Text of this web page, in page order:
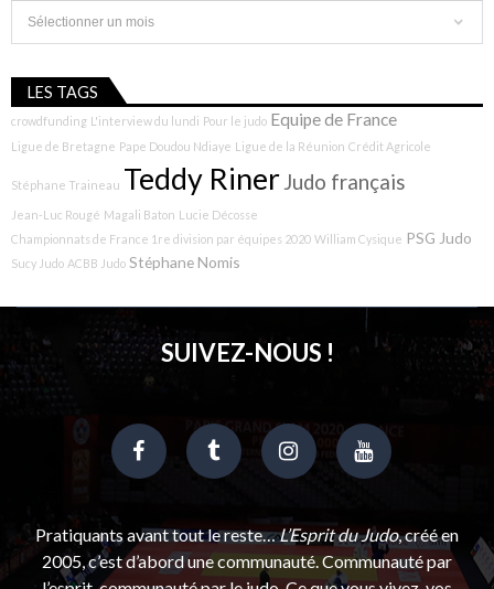
Archives
LES TAGS
crowdfunding L'interview du lundi Pour le judo Equipe de France
Ligue de Bretagne Pape Doudou Ndiaye Ligue de la Réunion Crédit Agricole
Stéphane Traineau Teddy RinerJudo français
Jean-Luc Rougé Magali Baton Lucie Décosse
Championnats de France 1re division par équipes 2020 William Cysique PSG Judo
Sucy Judo ACBB Judo Stéphane Nomis
SUIVEZ-NOUS !
Pratiquants avant tout le reste…L’Esprit du Judo, créé en
2005, c’est d’abord une communauté. Communauté par